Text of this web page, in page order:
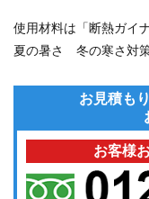
使用材料は「断熱ガイ
夏の暑さ 冬の寒さ対
お見積も
お客様